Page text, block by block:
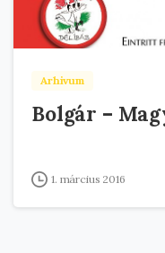
Arhivum
Bolgár –
1. március 2016